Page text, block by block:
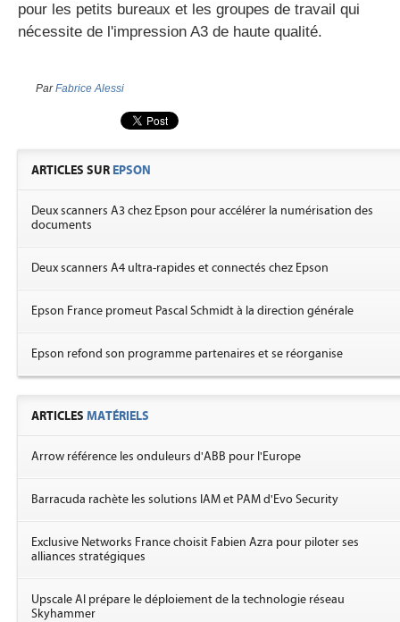
pour les petits bureaux et les groupes de travail qui
nécessite de l'impression A3 de haute qualité.
ParFabrice Alessi
ARTICLES SUR EPSON
Deux scanners A3 chez Epson pour accélérer la numérisation des
documents
Deux scanners A4 ultra-rapides et connectés chez Epson
Epson France promeut Pascal Schmidt à la direction générale
Epson refond son programme partenaires et se réorganise
ARTICLES MATÉRIELS
Arrow référence les onduleurs d'ABB pour l'Europe
Barracuda rachète les solutions IAM et PAM d'Evo Security
Exclusive Networks France choisit Fabien Azra pour piloter ses
alliances stratégiques
Upscale AI prépare le déploiement de la technologie réseau
Skyhammer